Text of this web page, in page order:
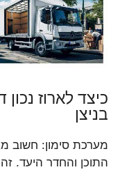
כיצד לארוז
בניצן
מערכת סימון: חשוב
התוכן והחדר היעד.